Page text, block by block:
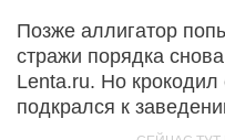
Позже аллигатор
стражи порядка
Lenta.ru. Но крокодил
подкрался к